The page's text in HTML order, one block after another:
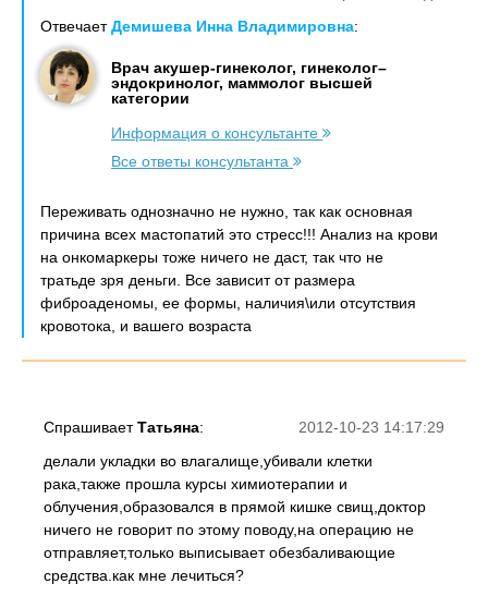
ОтвечаетДемишева Инна Владимировна:
Врач акушер-гинеколог, гинеколог–
эндокринолог, маммолог высшей
категории
Информация о консультанте
Все ответы консультанта
Переживать однозначно не нужно, так как основная
причина всех мастопатий это стресс!!! Анализ на крови
на онкомаркеры тоже ничего не даст, так что не
тратьде зря деньги. Все зависит от размера
фиброаденомы, ее формы, наличия\или отсутствия
кровотока, и вашего возраста
2012-10-23 14:17:29
СпрашиваетТатьяна:
делали укладки во влагалище,убивали клетки
рака,также прошла курсы химиотерапии и
облучения,образовался в прямой кишке свищ,доктор
ничего не говорит по этому поводу,на операцию не
отправляет,только выписывает обезбаливающие
средства.как мне лечиться?